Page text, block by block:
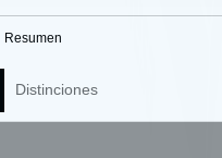
Resumen
Distinciones